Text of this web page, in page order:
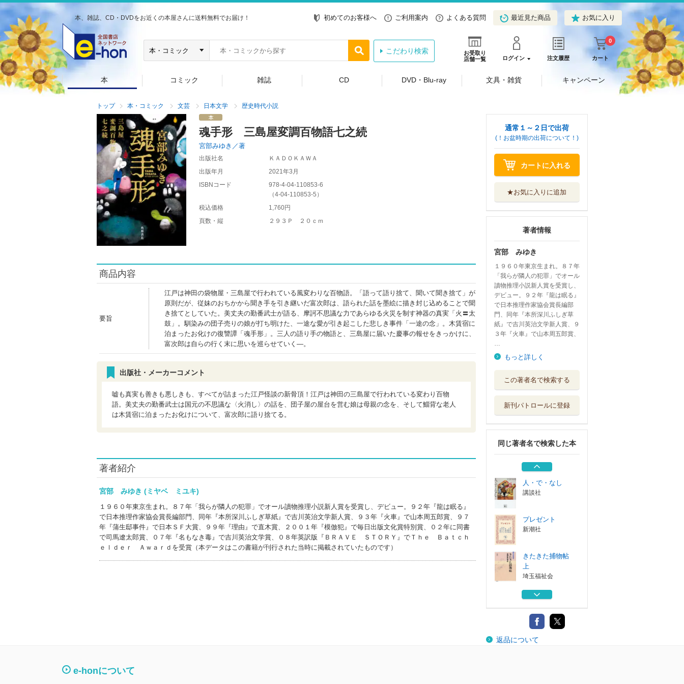
本、雑誌、CD・DVDをお近くの本屋さんに送料無料でお届け！ 初めてのお客様へ ご利用案内 よくある質問 最近見た商品 お気に入り
お受取り
店舗一覧
ログイン 注文履歴 カート
0
こだわり検索
本 コミック 雑誌 CD DVD・Blu-ray 文具・雑貨 キャンペーン
トップ 本・コミック 文芸 日本文学 歴史時代小説
魂手形 三島屋変調百物語七之続
宮部みゆき／著
出版社名
ＫＡＤＯＫＡＷＡ
出版年月
2021年3月
ISBNコード
978-4-04-110853-6
（4-04-110853-5 ）
税込価格
1,760円
頁数・縦
２９３Ｐ ２０ｃｍ
商品内容
要旨
江戸は神田の袋物屋・三島屋で行われている風変わりな百物語。「語って語り捨て、聞いて聞き捨て」が
原則だが、従妹のおちかから聞き手を引き継いだ富次郎は、語られた話を墨絵に描き封じ込めることで聞
き捨てとしていた。美丈夫の勤番武士が語る、摩訶不思議な力であらゆる火災を制す神器の真実「火〓太
鼓」。馴染みの団子売りの娘が打ち明けた、一途な愛が引き起こした悲しき事件「一途の念」。木賃宿に
泊まったお化けの復讐譚「魂手形」。三人の語り手の物語と、三島屋に届いた慶事の報せをきっかけに、
富次郎は自らの行く末に思いを巡らせていく―。
出版社・メーカーコメント
嘘も真実も善きも悪しきも、すべてが詰まった江戸怪談の新骨頂！江戸は神田の三島屋で行われている変わり百物
語。美丈夫の勤番武士は国元の不思議な〈火消し〉の話を、団子屋の屋台を営む娘は母親の念を、そして鯔背な老人
は木賃宿に泊まったお化けについて、富次郎に語り捨てる。
著者紹介
宮部 みゆき (ミヤベ ミユキ)
１９６０年東京生まれ。８７年「我らが隣人の犯罪」でオール讀物推理小説新人賞を受賞し、デビュー。９２年『龍は眠る』
で日本推理作家協会賞長編部門、同年『本所深川ふしぎ草紙』で吉川英治文学新人賞、９３年『火車』で山本周五郎賞、９７
年『蒲生邸事件』で日本ＳＦ大賞、９９年『理由』で直木賞、２００１年『模倣犯』で毎日出版文化賞特別賞、０２年に同書
で司馬遼太郎賞、０７年『名もなき毒』で吉川英治文学賞、０８年英訳版『ＢＲＡＶＥ ＳＴＯＲＹ』でＴｈｅ Ｂａｔｃｈ
ｅｌｄｅｒ Ａｗａｒｄを受賞（本データはこの書籍が刊行された当時に掲載されていたものです）
通常１～２日で出荷
(！お盆時期の出荷について！)
カートに入れる
★お気に入りに追加
著者情報
宮部 みゆき
１９６０年東京生まれ。８７年
「我らが隣人の犯罪」でオール
讀物推理小説新人賞を受賞し、
デビュー。９２年『龍は眠る』
で日本推理作家協会賞長編部
門、同年『本所深川ふしぎ草
紙』で吉川英治文学新人賞、９
３年『火車』で山本周五郎賞、
…
もっと詳しく
この著者名で検索する
新刊パトロールに登録
同じ著者名で検索した本
上
きたきた捕物帖
埼玉福祉会
龍は眠る ＧＩＦ
ＴＥＤ異能の少...
秋田書店
人・で・なし
講談社
プレゼント
新潮社
きたきた捕物帖
上
埼玉福祉会
きたきた捕物帖
埼玉福祉会
龍は眠る ＧＩＦ
ＴＥＤ異能の少...
返品について
e-honについて